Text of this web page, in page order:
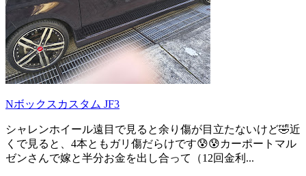
Nボックスカスタム JF3
シャレンホイール遠目で見ると余り傷が目立たないけど🤣近
くで見ると、4本ともガリ傷だらけです😰😰カーポートマル
ゼンさんで嫁と半分お金を出し合って（12回金利...